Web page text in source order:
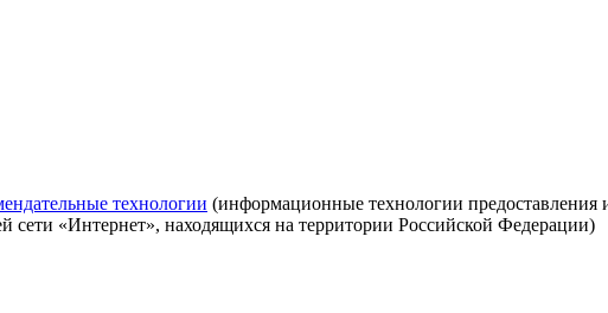
технологии (информационные технологии предоставления
сети «Интернет», находящихся на территории Российской Федерации)